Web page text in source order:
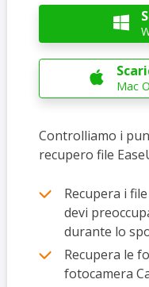


Mac
Controlliamo i
recupero file
Recupera i
devi
durante lo
Recupera le
fotocamera